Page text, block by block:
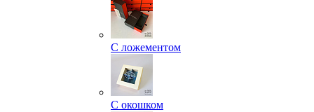
С ложементом
С окошком